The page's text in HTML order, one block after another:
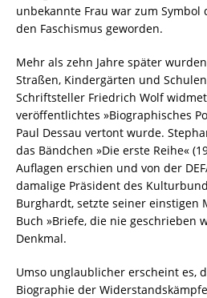
unbekannte Frau war zum Symbol
den Faschismus geworden.
Mehr als zehn Jahre später
Straßen, Kindergärten und
Schriftsteller Friedrich Wolf
veröffentlichtes »Biographisches
Paul Dessau vertont wurde.
das Bändchen »Die erste Reihe«
Auflagen erschien und von der
damalige Präsident des
Burghardt, setzte seiner einstigen
Buch »Briefe, die nie geschrieben
Denkmal.
Umso unglaublicher erscheint es,
Biographie der